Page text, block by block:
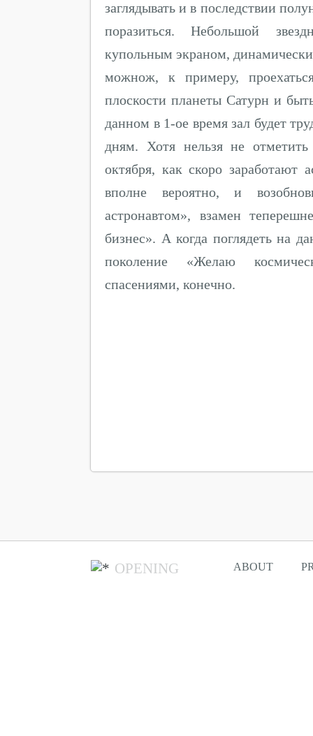
заглядывать и в последствии
поразиться. Небольшой
купольным экраном,
можнож, к примеру,
плоскости планеты Сатурн и
данном в 1-ое время зал будет
дням. Хотя нельзя не отметить
октября, как скоро заработают
вполне вероятно, и
астронавтом», взамен
бизнес». А когда поглядеть на
поколение «Желаю
спасениями, конечно.
OPENING ABOUT